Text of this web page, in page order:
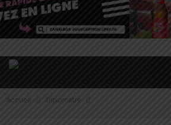
Accueil Diplomatie